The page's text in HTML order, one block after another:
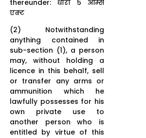
thereunder: धारा 5 आर्म्स
एक्ट
(2) Notwithstanding
anything contained in
sub-section (1), a person
may, without holding a
licence in this behalf, sell
or transfer any arms or
ammunition which he
lawfully possesses for his
own private use to
another person who is
entitled by virtue of this